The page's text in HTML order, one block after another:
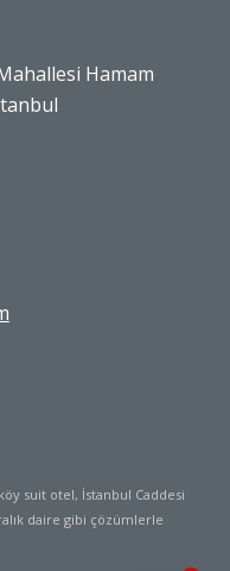
Hamam
suit otel, İstanbul Caddesi
daire gibi çözümlerle